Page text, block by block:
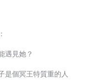
遇見她？
是個冥王特質重的人